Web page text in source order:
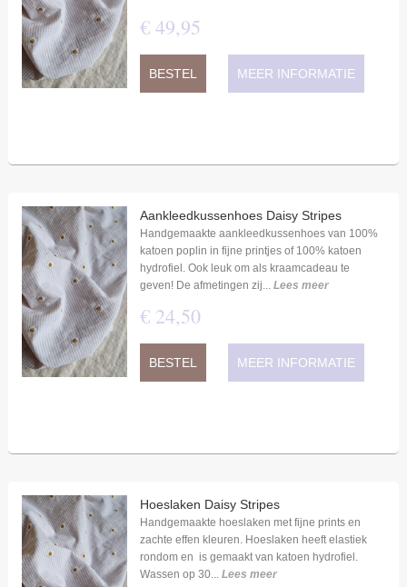
€ 49,95
BESTEL MEER INFORMATIE
Aankleedkussenhoes Daisy Stripes
Handgemaakte aankleedkussenhoes van 100%
katoen poplin in fijne printjes of 100% katoen
hydrofiel. Ook leuk om als kraamcadeau te
geven! De afmetingen zij... Lees meer
€ 24,50
BESTEL MEER INFORMATIE
Hoeslaken Daisy Stripes
Handgemaakte hoeslaken met fijne prints en
zachte effen kleuren. Hoeslaken heeft elastiek
rondom en is gemaakt van katoen hydrofiel.
Wassen op 30... Lees meer